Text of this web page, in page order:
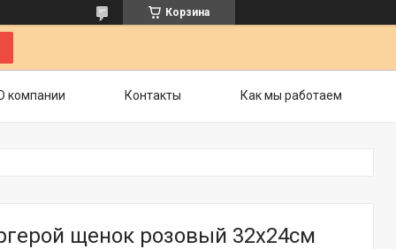
Корзина
компании Контакты Как мы работаем
щенок розовый 32х24см